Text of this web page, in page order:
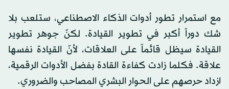
مع استمرار تطور أدوات الذكاء الاصطناعي، ستلعب بلا
شك دوراً أكبر في تطوير القيادة. لكنّ جوهر تطوير
القيادة سيظل قائماً على العلاقات، لأنّ القيادة نفسها
علاقة. فكلما زادت كفاءة القادة بفضل الأدوات الرقمية،
ازداد حرصهم على الحوار البشري المصاحب والضروري.